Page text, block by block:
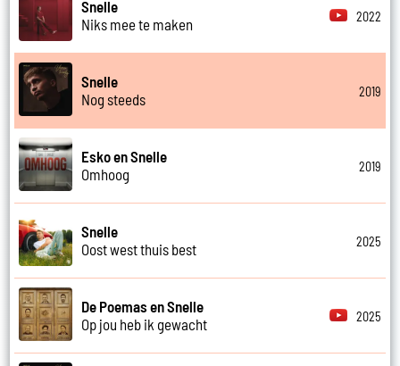
Snelle
Niks mee te maken
2022
Snelle
Nog steeds
2019
Esko en Snelle
Omhoog
2019
Snelle
Oost west thuis best
2025
De Poemas en Snelle
Op jou heb ik gewacht
2025